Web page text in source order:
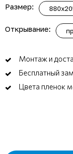
Размер:
Открывание:
Монтаж и
Бесплатный
Цвета пленок